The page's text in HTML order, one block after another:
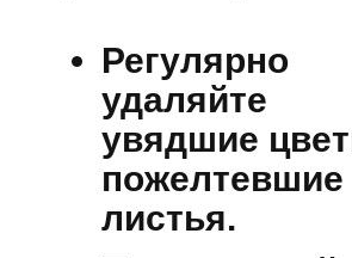
Регулярно
удаляйте
увядшие
пожелтевшие
листья.